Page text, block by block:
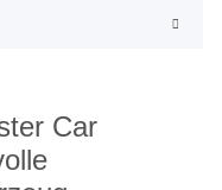
Car